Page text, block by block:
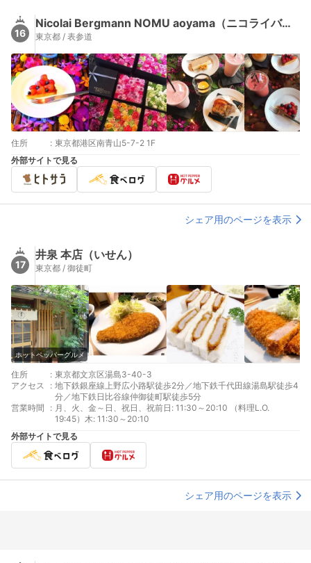
16
Nicolai Bergmann NOMU aoyama（ニコライバーグマン ノム）
東京都 / 表参道
住所 : 東京都港区南青山5-7-2 1F
外部サイトで見る
シェア用のページを表示
17
井泉 本店（いせん）
東京都 / 御徒町
ホットペッパーグルメ
住所 : 東京都文京区湯島3-40-3
アクセス
: 地下鉄銀座線上野広小路駅徒歩2分／地下鉄千代田線湯島駅徒歩4
分／地下鉄日比谷線仲御徒町駅徒歩5分
営業時間
: 月、火、金～日、祝日、祝前日: 11:30～20:10 （料理L.O.
19:45）木: 11:30～20:10
外部サイトで見る
シェア用のページを表示